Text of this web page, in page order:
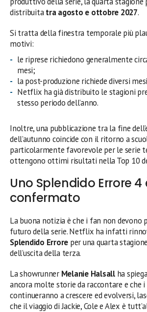
distribuitatra agosto e ottobre 2027.
Si tratta della finestra temporale più
motivi:
le riprese richiedono generalmente
mesi;
la post-produzione richiede diversi
Netflix ha già distribuito le stagioni
stesso periodo dell’anno.
Inoltre, una pubblicazione tra la fine
dell’autunno coincide con il ritorno a
particolarmente favorevole per le serie
ottengono ottimi risultati nella Top 10
Uno Splendido Errore
confermato
La buona notizia è che i fan non devono
futuro della serie. Netflix ha infatti
Splendido Errore per una quarta
dell’uscita della terza.
La showrunner Melanie Halsallha
ancora molte storie da raccontare e che i
continueranno a crescere ed evolversi,
che il viaggio di Jackie, Cole e Alex è